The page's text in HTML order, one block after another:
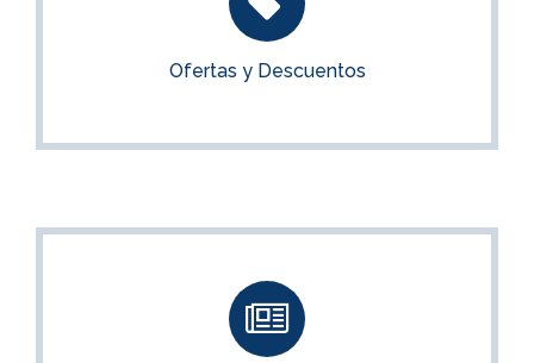
Ofertas y Descuentos
Mira las últimas ofertas y descuentos disponibles
VER OFERTAS
Últimas Noticias
Noticias para opositores e interinidades